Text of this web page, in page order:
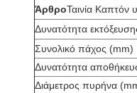
ΆρθροΤαινία Καπτόν
Δυνατότητα
Συνολικό πάχος (mm)
Δυνατότητα
Διάμετρος πυρήνα